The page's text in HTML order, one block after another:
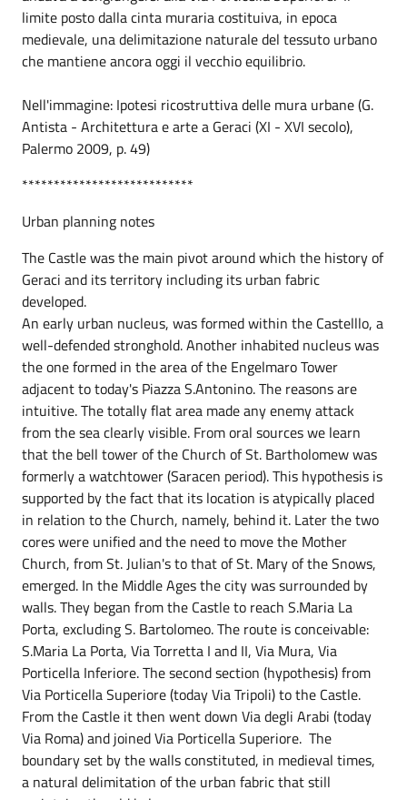
limite posto dalla cinta muraria costituiva, in epoca
medievale, una delimitazione naturale del tessuto urbano
che mantiene ancora oggi il vecchio equilibrio.
Nell'immagine: Ipotesi ricostruttiva delle mura urbane (G.
Antista - Architettura e arte a Geraci (XI - XVI secolo),
Palermo 2009, p. 49)
***************************
Urban planning notes
The Castle was the main pivot around which the history of
Geraci and its territory including its urban fabric
developed.
An early urban nucleus, was formed within the Castelllo, a
well-defended stronghold. Another inhabited nucleus was
the one formed in the area of the Engelmaro Tower
adjacent to today's Piazza S.Antonino. The reasons are
intuitive. The totally flat area made any enemy attack
from the sea clearly visible. From oral sources we learn
that the bell tower of the Church of St. Bartholomew was
formerly a watchtower (Saracen period). This hypothesis is
supported by the fact that its location is atypically placed
in relation to the Church, namely, behind it. Later the two
cores were unified and the need to move the Mother
Church, from St. Julian's to that of St. Mary of the Snows,
emerged. In the Middle Ages the city was surrounded by
walls. They began from the Castle to reach S.Maria La
Porta, excluding S. Bartolomeo. The route is conceivable:
S.Maria La Porta, Via Torretta I and II, Via Mura, Via
Porticella Inferiore. The second section (hypothesis) from
Via Porticella Superiore (today Via Tripoli) to the Castle.
From the Castle it then went down Via degli Arabi (today
Via Roma) and joined Via Porticella Superiore. The
boundary set by the walls constituted, in medieval times,
a natural delimitation of the urban fabric that still